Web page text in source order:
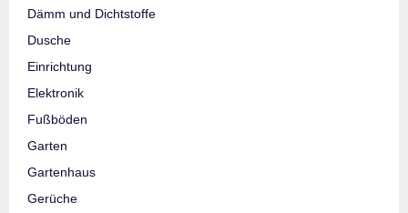
Dämm und Dichtstoffe
Dusche
Einrichtung
Elektronik
Fußböden
Garten
Gartenhaus
Gerüche